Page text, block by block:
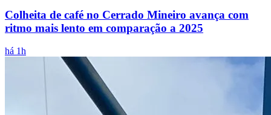
Colheita de café no Cerrado Mineiro avança com
ritmo mais lento em comparação a 2025
há 1h